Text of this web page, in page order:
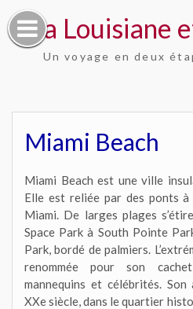
Skip
to
contentLa Louisiane
Un voyage en deux
Miami Beach
Miami Beach est une ville
Elle est reliée par des ponts
Miami. De larges plages
Space Park à South Pointe
Park, bordé de palmiers.
renommée pour son
mannequins et célébrités.
XXe siècle, dans le quartier